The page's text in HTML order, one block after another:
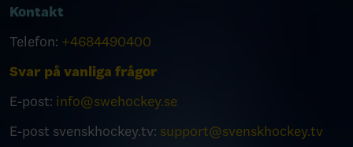
Kontakt
Telefon: +4684490400
Svar på vanliga frågor
E-post: info@swehockey.se
E-post svenskhockey.tv: support@svenskhockey.tv